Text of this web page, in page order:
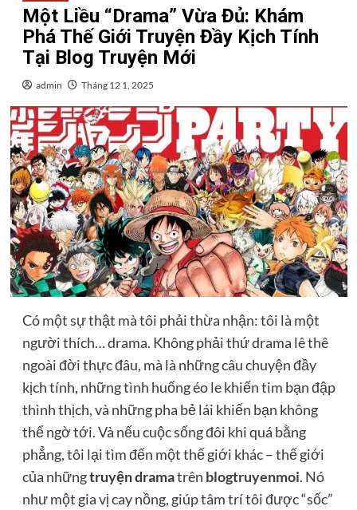
Một Liều “Drama” Vừa Đủ: Khám
Phá Thế Giới Truyện Đầy Kịch Tính
Tại Blog Truyện Mới
admin Tháng 12 1, 2025
Có một sự thật mà tôi phải thừa nhận: tôi là một
người thích… drama. Không phải thứ drama lê thê
ngoài đời thực đâu, mà là những câu chuyện đầy
kịch tính, những tình huống éo le khiến tim bạn đập
thình thịch, và những pha bẻ lái khiến bạn không
thể ngờ tới. Và nếu cuộc sống đôi khi quá bằng
phẳng, tôi lại tìm đến một thế giới khác – thế giới
của nhữngtruyện dramatrên blogtruyenmoi. Nó
như một gia vị cay nồng, giúp tâm trí tôi được “sốc”